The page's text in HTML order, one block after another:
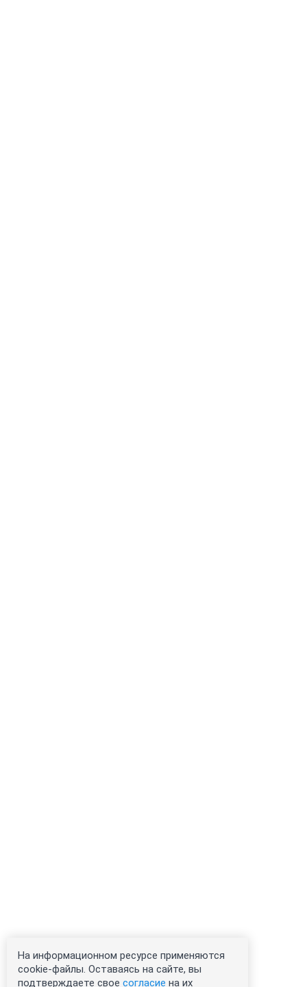
На информационном ресурсе применяются
cookie-файлы. Оставаясь на сайте, вы
подтверждаете свое согласие на их